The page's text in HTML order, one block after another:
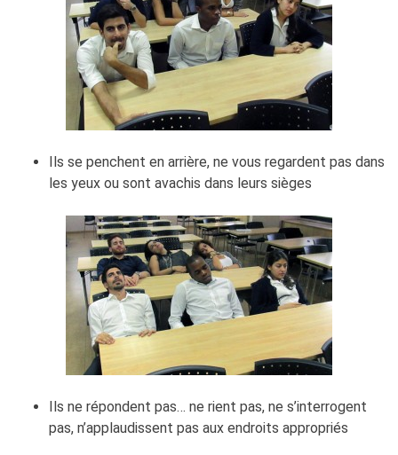
Ils se penchent en arrière, ne vous regardent pas dans
les yeux ou sont avachis dans leurs sièges
Ils ne répondent pas… ne rient pas, ne s’interrogent
pas, n’applaudissent pas aux endroits appropriés